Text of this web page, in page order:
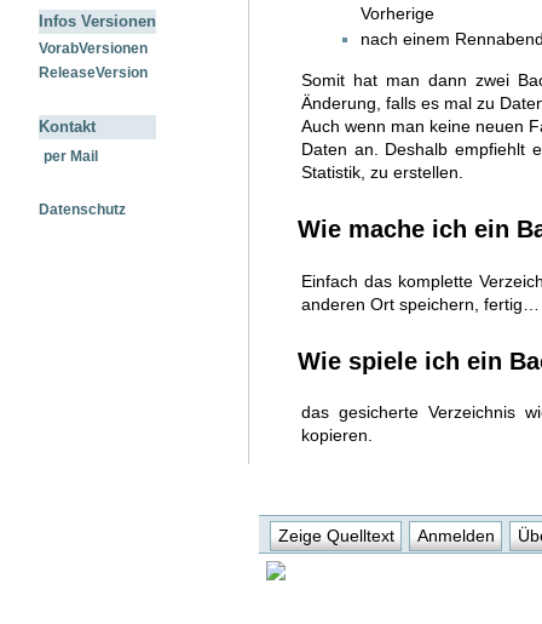
Infos Versionen
VorabVersionen
ReleaseVersion
Kontakt
per Mail
Datenschutz
Vorherige
nach einem
Somit hat man dann zwei
Änderung, falls es mal zu
Auch wenn man keine neuen
Daten an. Deshalb empfiehlt
Statistik, zu erstellen.
Wie mache ich ein
Einfach das komplette
anderen Ort speichern, fertig…
Wie spiele ich ein
das gesicherte Verzeichnis
kopieren.
Zeige Quelltext Anmelden